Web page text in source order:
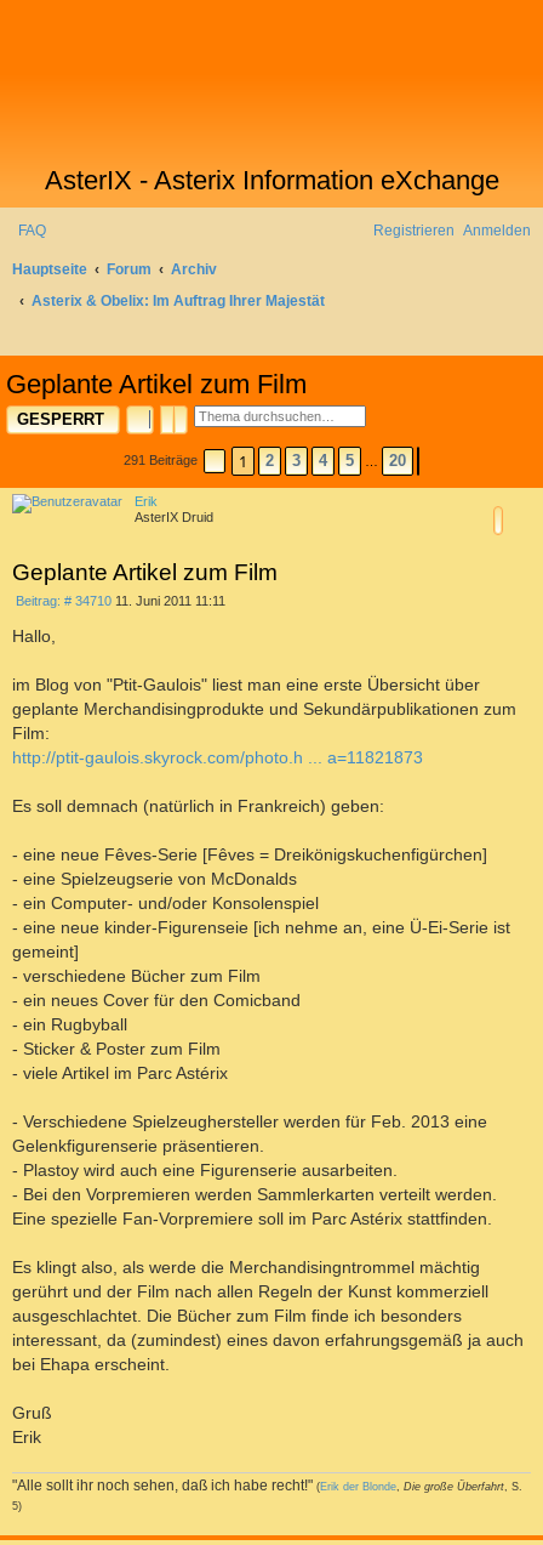
AsterIX - Asterix Information eXchange
FAQ Anmelden
Registrieren
Hauptseite Forum
Archiv
Asterix & Obelix: Im Auftrag Ihrer Majestät
Geplante Artikel zum Film
GESPERRT SUCHE
ERWEITERTE SUCHE
291 Beiträge SEITE1 VON20
1 2 3 4 5 20
Erik
AsterIX Druid
Geplante Artikel zum Film
Beitrag: # 34710B
a
g
11. Juni 2011 11:11
Hallo,
im Blog von "Ptit-Gaulois" liest man eine erste Übersicht über
geplante Merchandisingprodukte und Sekundärpublikationen zum
Film:
http://ptit-gaulois.skyrock.com/photo.h ... a=11821873
Es soll demnach (natürlich in Frankreich) geben:
- eine neue Fêves-Serie [Fêves = Dreikönigskuchenfigürchen]
- eine Spielzeugserie von McDonalds
- ein Computer- und/oder Konsolenspiel
- eine neue kinder-Figurenseie [ich nehme an, eine Ü-Ei-Serie ist
gemeint]
- verschiedene Bücher zum Film
- ein neues Cover für den Comicband
- ein Rugbyball
- Sticker & Poster zum Film
- viele Artikel im Parc Astérix
- Verschiedene Spielzeughersteller werden für Feb. 2013 eine
Gelenkfigurenserie präsentieren.
- Plastoy wird auch eine Figurenserie ausarbeiten.
- Bei den Vorpremieren werden Sammlerkarten verteilt werden.
Eine spezielle Fan-Vorpremiere soll im Parc Astérix stattfinden.
Es klingt also, als werde die Merchandisingntrommel mächtig
gerührt und der Film nach allen Regeln der Kunst kommerziell
ausgeschlachtet. Die Bücher zum Film finde ich besonders
interessant, da (zumindest) eines davon erfahrungsgemäß ja auch
bei Ehapa erscheint.
Gruß
Erik
"Alle sollt ihr noch sehen, daß ich habe recht!" (Erik der Blonde, Die große Überfahrt, S.
5)
a